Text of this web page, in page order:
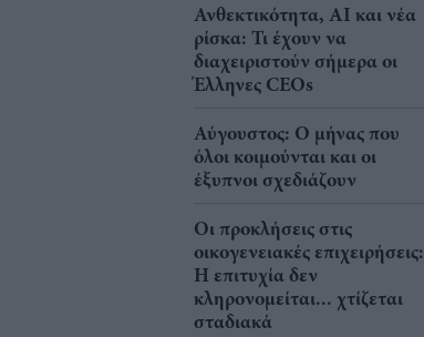
Ανθεκτικότητα, AI και νέα
ρίσκα: Τι έχουν να
διαχειριστούν σήμερα οι
Έλληνες CEOs
Αύγουστος: Ο μήνας που
όλοι κοιμούνται και οι
έξυπνοι σχεδιάζουν
Οι προκλήσεις στις
οικογενειακές επιχειρήσεις:
Η επιτυχία δεν
κληρονομείται... χτίζεται
σταδιακά